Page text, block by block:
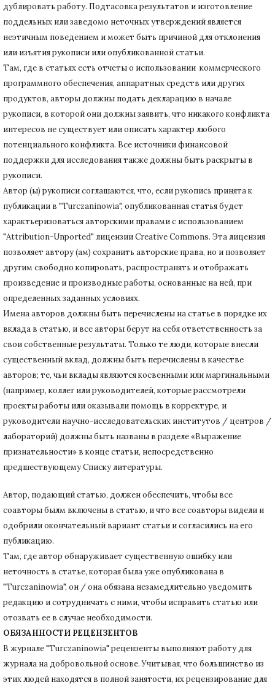
дублировать работу. Подтасовка результатов и изготовление
поддельных или заведомо неточных утверждений является
неэтичным поведением и может быть причиной для отклонения
или изъятия рукописи или опубликованной статьи.
Там, где в статьях есть отчеты о использовании коммерческого
программного обеспечения, аппаратных средств или других
продуктов, авторы должны подать декларацию в начале
рукописи, в которой они должны заявить, что никакого конфликта
интересов не существует или описать характер любого
потенциального конфликта. Все источники финансовой
поддержки для исследования также должны быть раскрыты в
рукописи.
Автор (ы) рукописи соглашаются, что, если рукопись принята к
публикации в "Turczaninowia", опубликованная статья будет
характьеризоваться авторскими правами с использованием
"Attribution-Unported" лицензии Creative Commons. Эта лицензия
позволяет автору (ам) сохранить авторские права, но и позволяет
другим свободно копировать, распространять и отображать
произведение и производные работы, основанные на ней, при
определенных заданных условиях.
Имена авторов должны быть перечислены на статье в порядке их
вклада в статью, и все авторы берут на себя ответственность за
свои собственные результаты. Только те люди, которые внесли
существенный вклад, должны быть перечислены в качестве
авторов; те, чьи вклады являются косвенными или маргинальными
(например, коллег или руководителей, которые рассмотрели
проекты работы или оказывали помощь в корректуре, и
руководители научно-исследовательских институтов / центров /
лабораторий) должны быть названы в разделе «Выражение
признательности» в конце статьи, непосредственно
предшествующему Списку литературы.
Автор, подающий статью, должен обеспечить, чтобы все
соавторы былм включены в статью, и что все соавторы видели и
одобрили окончательный вариант статьи и согласились на его
публикацию.
Там, где автор обнаруживает существенную ошибку или
неточность в статье, которая была уже опубликована в
"Turczaninowia", он / она обязана незамедлительно уведомить
редакцию и сотрудничать с ними, чтобы исправить статью или
отозвать ее в случае необходимости.
ОБЯЗАННОСТИ РЕЦЕНЗЕНТОВ
В журнале "Turczaninowia" рецензенты выполняют работу для
журнала на добровольной основе.Учитывая, что большинство из
этих людей находятся в полной занятости, их рецензирование для